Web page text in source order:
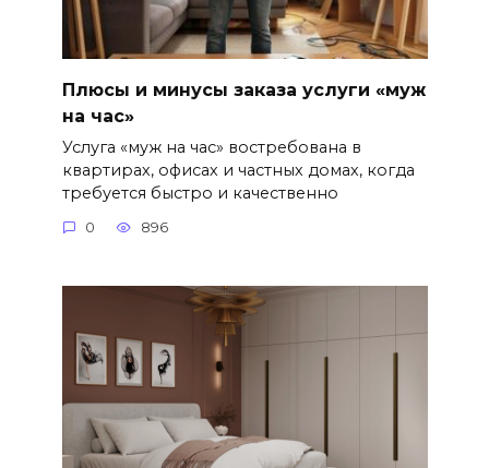
Плюсы и минусы заказа услуги «муж
на час»
Услуга «муж на час» востребована в
квартирах, офисах и частных домах, когда
требуется быстро и качественно
0 896